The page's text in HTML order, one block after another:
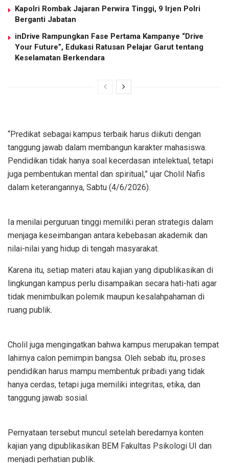
Kapolri Rombak Jajaran Perwira Tinggi, 9 Irjen Polri
Berganti Jabatan
inDrive Rampungkan Fase Pertama Kampanye “Drive
Your Future”, Edukasi Ratusan Pelajar Garut tentang
Keselamatan Berkendara
“Predikat sebagai kampus terbaik harus diikuti dengan
tanggung jawab dalam membangun karakter mahasiswa.
Pendidikan tidak hanya soal kecerdasan intelektual, tetapi
juga pembentukan mental dan spiritual,” ujar Cholil Nafis
dalam keterangannya, Sabtu (4/6/2026).
Ia menilai perguruan tinggi memiliki peran strategis dalam
menjaga keseimbangan antara kebebasan akademik dan
nilai-nilai yang hidup di tengah masyarakat.
Karena itu, setiap materi atau kajian yang dipublikasikan di
lingkungan kampus perlu disampaikan secara hati-hati agar
tidak menimbulkan polemik maupun kesalahpahaman di
ruang publik.
Cholil juga mengingatkan bahwa kampus merupakan tempat
lahirnya calon pemimpin bangsa. Oleh sebab itu, proses
pendidikan harus mampu membentuk pribadi yang tidak
hanya cerdas, tetapi juga memiliki integritas, etika, dan
tanggung jawab sosial.
Pernyataan tersebut muncul setelah beredarnya konten
kajian yang dipublikasikan BEM Fakultas Psikologi UI dan
menjadi perhatian publik.